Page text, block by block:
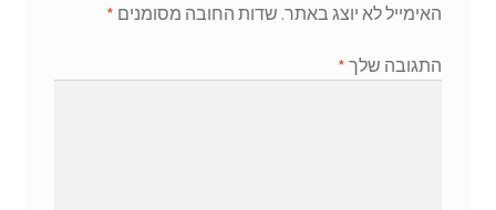
האימייל לא יוצג באתר. שדות החובה מסומנים *
התגובה שלך *